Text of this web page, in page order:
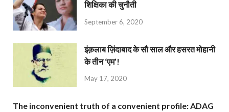
शिक्षिका की चुनौती
September 6, 2020
इंक़लाब ज़िंदाबाद के सौ साल और हसरत मोहानी
के तीन ‘एम’!
May 17, 2020
The inconvenient truth of a convenient profile: ADAG